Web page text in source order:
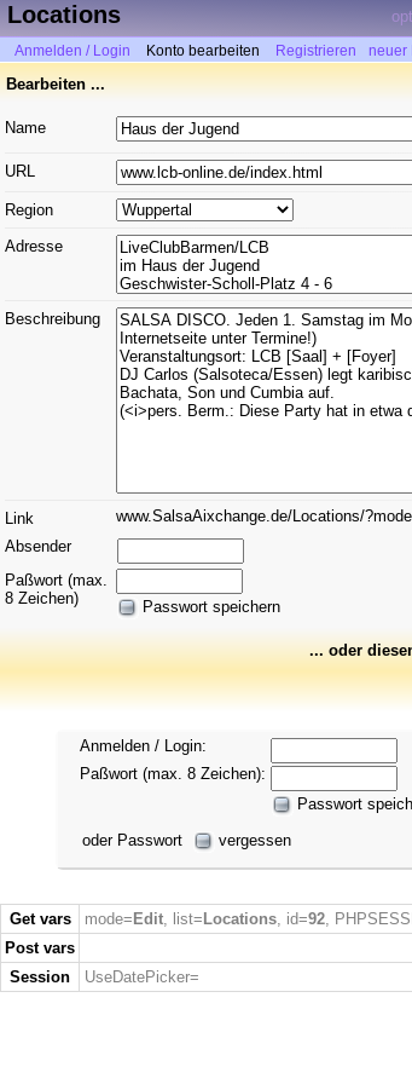
Locations
Anmelden / Login Konto bearbeiten Registrieren neuer
Bearbeiten ...
Name
URL
Region
Adresse
Beschreibung
Link www.SalsaAixchange.de/Locations/
Absender
Paßwort (max.
8 Zeichen)
Passwort speichern
... oder
Anmelden / Login:
Paßwort (max. 8 Zeichen):
Passwort
oder Passwort
vergessen
Get vars mode= Edit, list= Locations, id=92,
Post vars
Session
UseDatePicker=